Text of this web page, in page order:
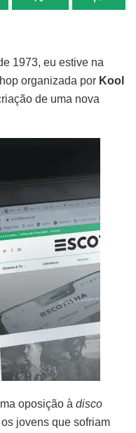
1973, eu estive na
organizada por Kool
de uma nova
oposição à disco
jovens que sofriam